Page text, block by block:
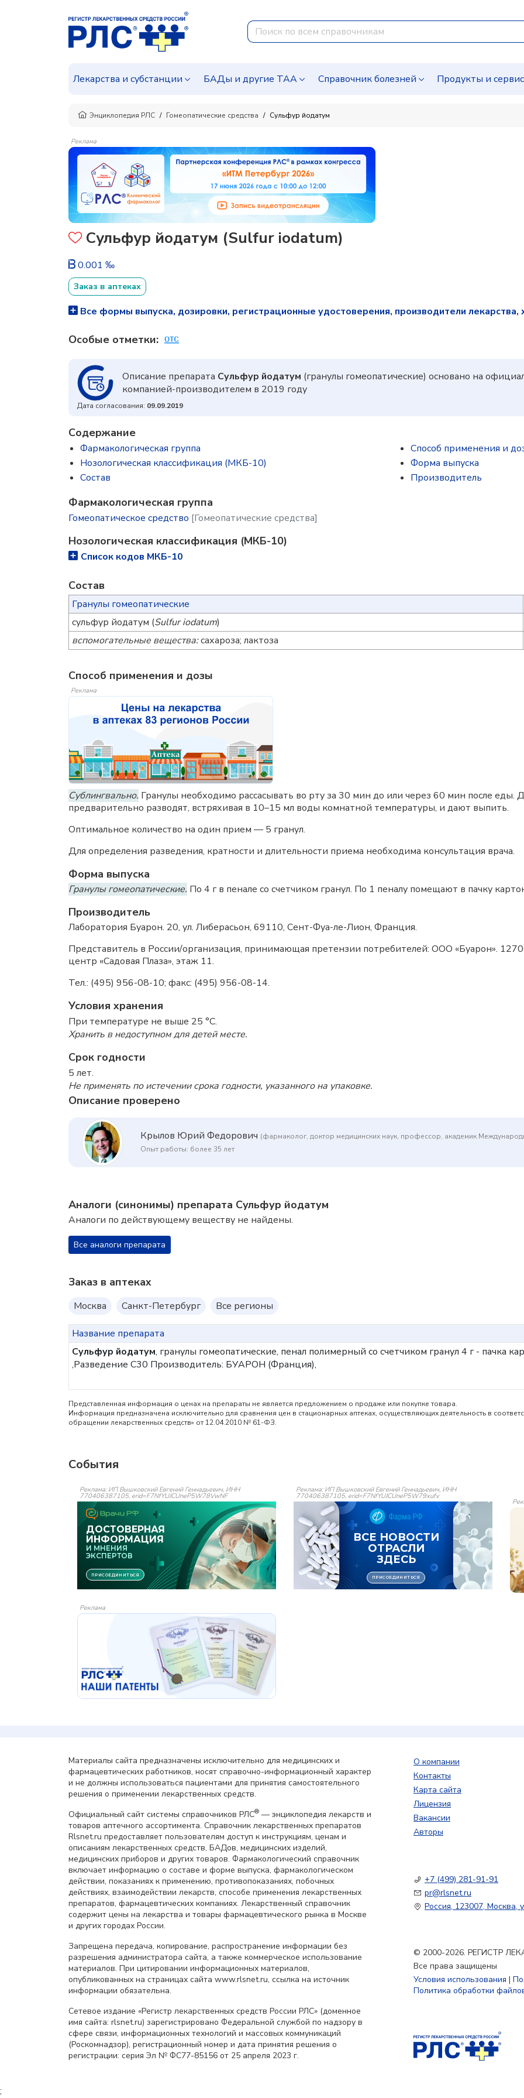
Лекарства и субстанции БАДы и другие ТАА Справочник болезней Продукты и
Энциклопедия РЛС Гомеопатические средства Сульфур йодатум
Реклама
Сульфур йодатум (Sulfur iodatum)
0.001 ‰
Заказ в аптеках
Все формы выпуска, дозировки, регистрационные удостоверения, производители лекарства,
Особые отметки:
Описание препарата Сульфур йодатум (гранулы гомеопатические) основано на
компанией-производителем в 2019 году
Дата согласования: 09.09.2019
Содержание
Фармакологическая группа
Нозологическая классификация (МКБ-10)
Состав
Способ применения и
Форма выпуска
Производитель
Фармакологическая группа
Гомеопатическое средство [Гомеопатические средства]
Нозологическая классификация (МКБ-10)
Список кодов МКБ-10
Состав
Гранулы гомеопатические
сульфур йодатум (Sulfur iodatum)
вспомогательные вещества:сахароза; лактоза
Способ применения и дозы
Реклама
Сублингвально. Гранулы необходимо рассасывать во рту за 30 мин до или через 60 мин после
предварительно разводят, встряхивая в 10–15 мл воды комнатной температуры, и дают выпить.
Оптимальное количество на один прием — 5 гранул.
Для определения разведения, кратности и длительности приема необходима консультация врача.
Форма выпуска
Гранулы гомеопатические. По 4 г в пенале со счетчиком гранул. По 1 пеналу помещают в пачку
Производитель
Лаборатория Буарон. 20, ул. Либерасьон, 69110, Сент-Фуа-ле-Лион, Франция.
Представитель в России/организация, принимающая претензии потребителей: ООО «Буарон».
центр «Садовая Плаза», этаж 11.
Тел.: (495) 956-08-10; факс: (495) 956-08-14.
Условия хранения
При температуре не выше 25 °C.
Хранить в недоступном для детей месте.
Срок годности
5 лет.
Не применять по истечении срока годности, указанного на упаковке.
Описание проверено
Крылов Юрий Федорович (фармаколог, доктор медицинских наук, профессор, академик
Опыт работы: более 35 лет
Аналоги (синонимы) препарата Сульфур йодатум
Аналоги по действующему веществу не найдены.
Все аналоги препарата
Заказ в аптеках
Москва Санкт-Петербург Все регионы
Название препарата
Сульфур йодатум, гранулы гомеопатические, пенал полимерный со счетчиком гранул 4 г - пачка
,Разведение C30 Производитель: БУАРОН (Франция),
Представленная информация о ценах на препараты не является предложением о продаже или покупке товара.
Информация предназначена исключительно для сравнения цен в стационарных аптеках, осуществляющих деятельность в
обращении лекарственных средств» от 12.04.2010 № 61-ФЗ.
События
Реклама: ИП Вышковский Евгений Геннадьевич, ИНН
770406387105, erid=F7NfYUJCUneP5W78VwNF
Реклама: ИП Вышковский Евгений Геннадьевич, ИНН
770406387105, erid=F7NfYUJCUneP5W79xufv
Реклама
Материалы сайта предназначены исключительно для медицинских и
фармацевтических работников, носят справочно-информационный характер
и не должны использоваться пациентами для принятия самостоятельного
решения о применении лекарственных средств.
Официальный сайт системы справочников РЛС® — энциклопедия лекарств и
товаров аптечного ассортимента. Справочник лекарственных препаратов
Rlsnet.ru предоставляет пользователям доступ к инструкциям, ценам и
описаниям лекарственных средств, БАДов, медицинских изделий,
медицинских приборов и других товаров. Фармакологический справочник
включает информацию о составе и форме выпуска, фармакологическом
действии, показаниях к применению, противопоказаниях, побочных
действиях, взаимодействии лекарств, способе применения лекарственных
препаратов, фармацевтических компаниях. Лекарственный справочник
содержит цены на лекарства и товары фармацевтического рынка в Москве
и других городах России.
Запрещена передача, копирование, распространение информации без
разрешения администратора сайта, а также коммерческое использование
материалов. При цитировании информационных материалов,
опубликованных на страницах сайта www.rlsnet.ru, ссылка на источник
информации обязательна.
Сетевое издание «Регистр лекарственных средств России РЛС» (доменное
имя сайта: rlsnet.ru) зарегистрировано Федеральной службой по надзору в
сфере связи, информационных технологий и массовых коммуникаций
(Роскомнадзор), регистрационный номер и дата принятия решения о
регистрации: серия Эл № ФС77-85156 от 25 апреля 2023 г.
О компании
Контакты
Карта сайта
Лицензия
Вакансии
Авторы
+7 (499) 281-91-91
pr@rlsnet.ru
Россия, 123007, Москва,
© 2000-2026. РЕГИСТР
Все права защищены
Условия использования |
Политика обработки
;